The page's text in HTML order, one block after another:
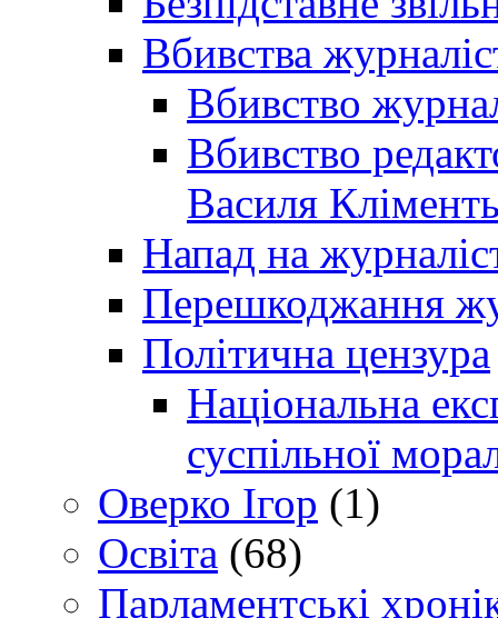
Вбивства
Вбивство
Вбивство
Василя
Напад на
Перешкоджання
Політична цензура
Національна
суспільної
Оверко Ігор (1)
Освіта (68)
Парламентські